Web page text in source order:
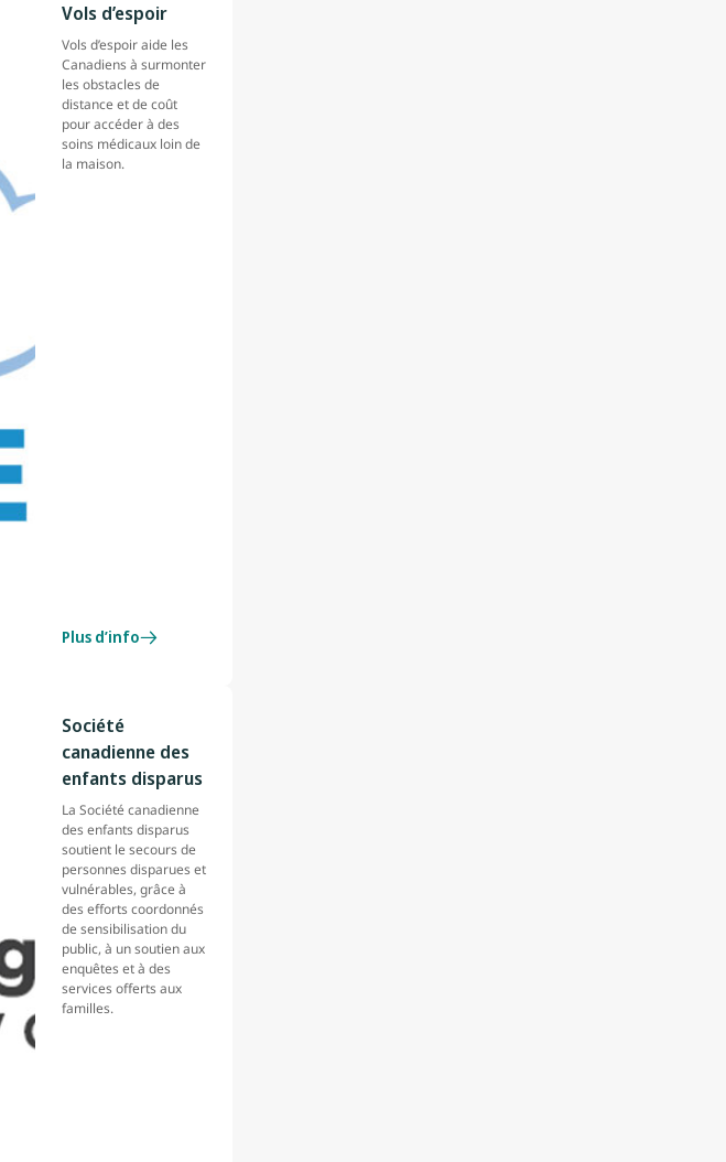
Vols d’espoir
Vols d’espoir aide les
Canadiens à surmonter
les obstacles de
distance et de coût
pour accéder à des
soins médicaux loin de
la maison.
Plus d’info
Société
canadienne des
enfants disparus
La Société canadienne
des enfants disparus
soutient le secours de
personnes disparues et
vulnérables, grâce à
des efforts coordonnés
de sensibilisation du
public, à un soutien aux
enquêtes et à des
services offerts aux
familles.